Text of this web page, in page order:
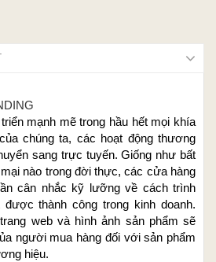
mạnh mẽ trong hầu hết mọi khía
chúng ta, các hoạt động thương
sang trực tuyến. Giống như bất
nào trong đời thực, các cửa hàng
cân nhắc kỹ lưỡng về cách trình
thành công trong kinh doanh.
web và hình ảnh sản phẩm sẽ
người mua hàng đối với sản phẩm
hiệu.